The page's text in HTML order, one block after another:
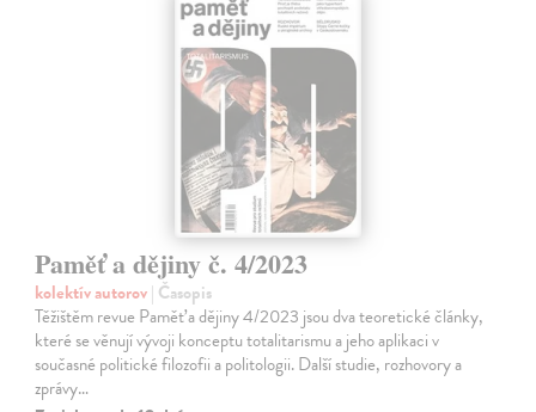
Paměť a dějiny č. 4/2023
kolektív autorov| Časopis
Těžištěm revue Paměť a dějiny 4/2023 jsou dva teoretické články,
které se věnují vývoji konceptu totalitarismu a jeho aplikaci v
současné politické filozofii a politologii. Další studie, rozhovory a
zprávy…